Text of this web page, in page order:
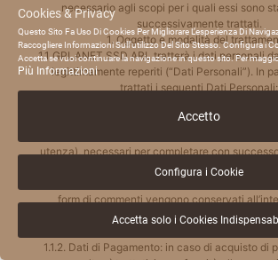
necessario agli scopi per i quali essi sono
successivamente trattati.
1. Oggetto e modalità del
1.1 GPLANET SSD ARL tratterà i dati personali
legittimamente reperiti (“Dati Personali”). In
trattati i seguenti Dati Personali:
account le sarà richiesto di fornire alcuni Dati
utenza), necessari per completare con
e per la fruizione dei relativi
form di commenti vengono conservati
WordPress, e possono essere modificati o
1.1.2. Dati di Pagamento: in caso di acquisto di
Cookies & Privacy
Questo Sito Fa Uso Di Cookies Per Migliorare L’esperienza Di
Raccogliere Informazioni Sull’utilizzo Del Sito Stesso. Configura i
Accetta se vuoi continuare la navigazione in questo sito. Per
Più Informazioni
Accetto
Configura i Cookie
Accetta solo i Cookies